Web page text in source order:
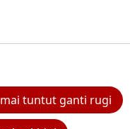
tuntut ganti rugi